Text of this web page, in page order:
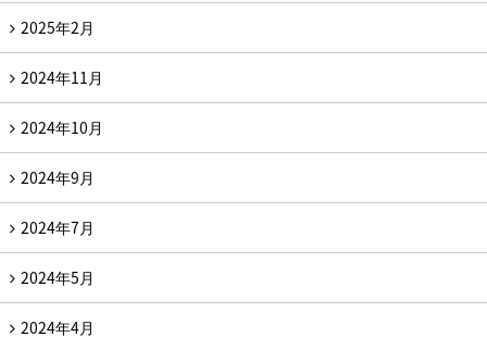
2025年2月
2024年11月
2024年10月
2024年9月
2024年7月
2024年5月
2024年4月